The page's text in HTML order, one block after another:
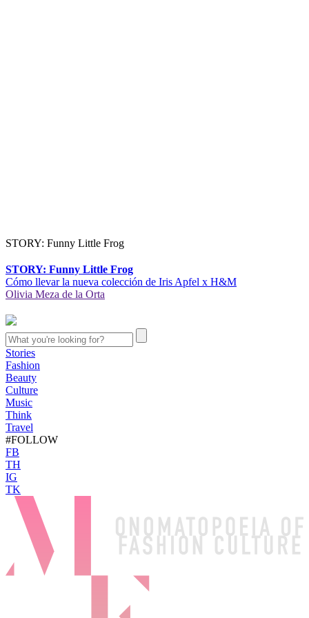
STORY: Funny Little Frog
STORY: Funny Little Frog
Cómo llevar la nueva colección de Iris Apfel x H&M
Olivia Meza de la Orta
Stories
Fashion
Beauty
Culture
Music
Think
Travel
#FOLLOW
FB
TH
IG
TK